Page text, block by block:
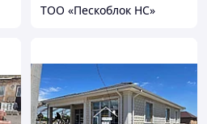
ТОО «Пескоблок НС»